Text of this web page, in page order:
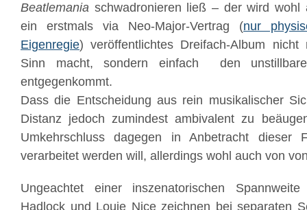
Beatlemania schwadronieren ließ – der wird wohl
ein erstmals via Neo-Major-Vertrag (nur
Eigenregie) veröffentlichtes Dreifach-Album nicht
Sinn macht, sondern einfach den
entgegenkommt.
Dass die Entscheidung aus rein musikalischer
Distanz jedoch zumindest ambivalent zu
Umkehrschluss dagegen in Anbetracht dieser
verarbeitet werden will, allerdings wohl auch von
Ungeachtet einer inszenatorischen
Hadlock und Louie Nice zeichnen bei separaten